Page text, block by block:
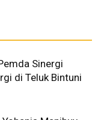
Sinergi
di Teluk Bintuni